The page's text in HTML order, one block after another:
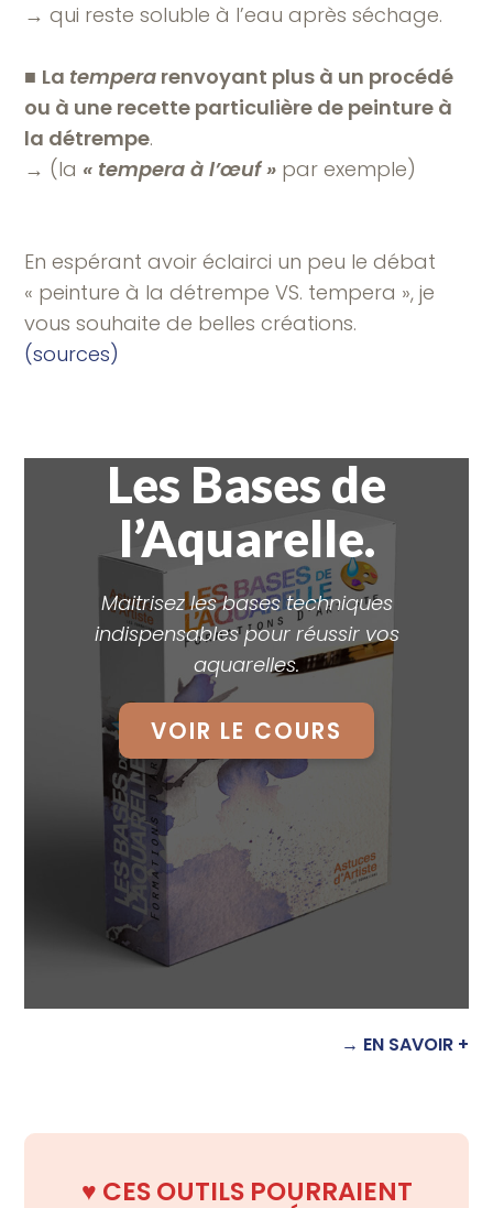
→ qui reste soluble à l’eau après séchage.
■ La tempera renvoyant plus à un procédé
ou à une recette particulière de peinture à
la détrempe.
→ (la « tempera à l’œuf » par exemple)
En espérant avoir éclairci un peu le débat
« peinture à la détrempe VS. tempera », je
vous souhaite de belles créations.
(sources)
Les Bases de
l’Aquarelle.
Maitrisez les bases techniques
indispensables pour réussir vos
aquarelles.
VOIR LE COURS
→ EN SAVOIR +
♥️ CES OUTILS POURRAIENT